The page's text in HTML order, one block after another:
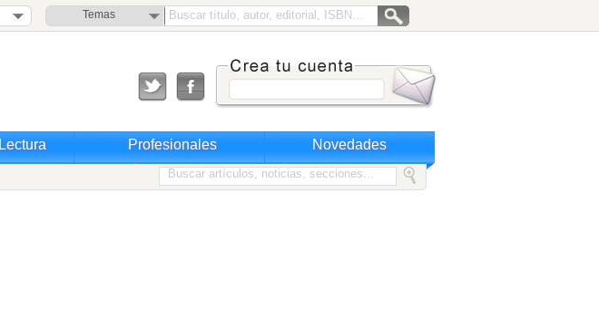
Temas
Lectura Profesionales Novedades